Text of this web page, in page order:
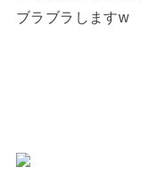
ブラブラしますw